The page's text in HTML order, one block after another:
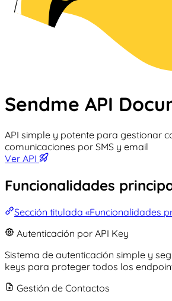
Sendme API
API simple y potente para gestionar
comunicaciones por SMS y email
Ver API
Funcionalidades
Sección titulada «Funcionalidades
Autenticación por API Key
Sistema de autenticación simple y
keys para proteger todos los
Gestión de Contactos